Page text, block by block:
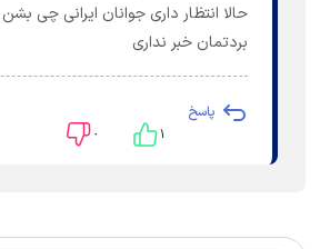
حالا انتظار داری جوانان ایرانی چی بشن
بردتمان خبر نداری
پاسخ
۱ ۰